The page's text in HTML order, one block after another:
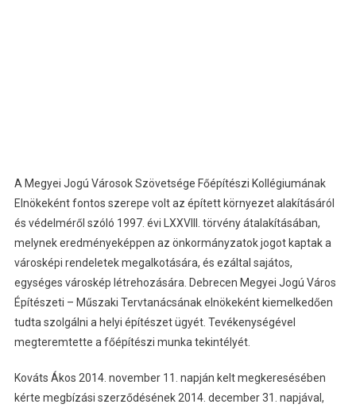
A Megyei Jogú Városok Szövetsége Főépítészi Kollégiumának
Elnökeként fontos szerepe volt az épített környezet alakításáról
és védelméről szóló 1997. évi LXXVIII. törvény átalakításában,
melynek eredményeképpen az önkormányzatok jogot kaptak a
városképi rendeletek megalkotására, és ezáltal sajátos,
egységes városkép létrehozására. Debrecen Megyei Jogú Város
Építészeti – Műszaki Tervtanácsának elnökeként kiemelkedően
tudta szolgálni a helyi építészet ügyét. Tevékenységével
megteremtette a főépítészi munka tekintélyét.
Kováts Ákos 2014. november 11. napján kelt megkeresésében
kérte megbízási szerződésének 2014. december 31. napjával,